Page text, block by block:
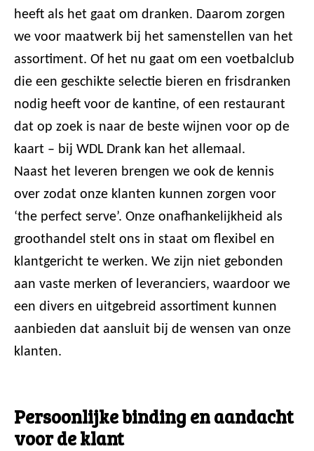
heeft als het gaat om dranken. Daarom zorgen
we voor maatwerk bij het samenstellen van het
assortiment. Of het nu gaat om een voetbalclub
die een geschikte selectie bieren en frisdranken
nodig heeft voor de kantine, of een restaurant
dat op zoek is naar de beste wijnen voor op de
kaart – bij WDL Drank kan het allemaal.
Naast het leveren brengen we ook de kennis
over zodat onze klanten kunnen zorgen voor
‘the perfect serve’. Onze onafhankelijkheid als
groothandel stelt ons in staat om flexibel en
klantgericht te werken. We zijn niet gebonden
aan vaste merken of leveranciers, waardoor we
een divers en uitgebreid assortiment kunnen
aanbieden dat aansluit bij de wensen van onze
klanten.
Persoonlijke binding en aandacht
voor de klant